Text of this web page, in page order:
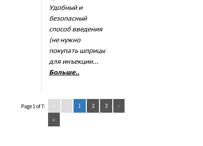
Удобный и
безопасный
способ введения
(не нужно
покупать шприцы
для инъекции...
Больше..
Page 1 of 7: ‹ 1 2 3
›
»